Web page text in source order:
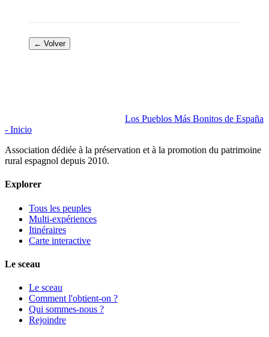
← Volver
Los Pueblos Más Bonitos de España
- Inicio
Association dédiée à la préservation et à la promotion du patrimoine
rural espagnol depuis 2010.
Explorer
Tous les peuples
Multi-expériences
Itinéraires
Carte interactive
Le sceau
Le sceau
Comment l'obtient-on ?
Qui sommes-nous ?
Rejoindre